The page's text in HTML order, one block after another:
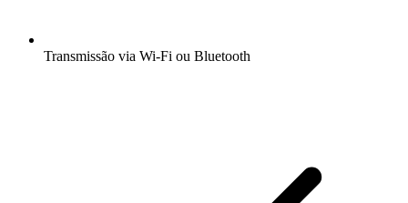
Transmissão via Wi-Fi ou Bluetooth